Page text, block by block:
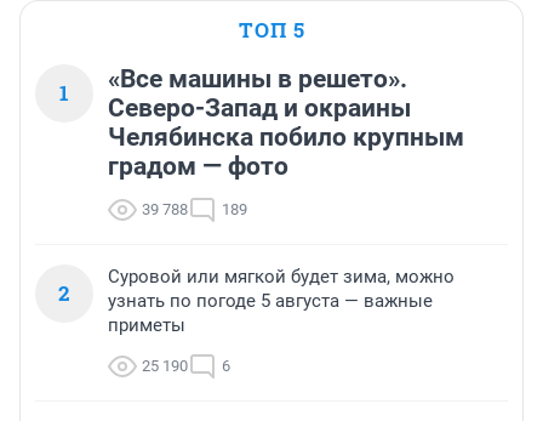
ТОП 5
1
«Все машины в решето».
Северо-Запад и окраины
Челябинска побило крупным
градом — фото
39 788 189
2
Суровой или мягкой будет зима, можно
узнать по погоде 5 августа — важные
приметы
25 190 6